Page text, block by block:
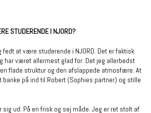
STUDERENDE I NJORD?
fedt at være studerende i NJORD. Det er faktisk
har været allermest glad for. Det jeg allerbedst
flade struktur og den afslappede atmosfære. At
banke på ind til Robert (Sophies partner) og stille
sig ud. På en frisk og sej måde. Jeg er ret stolt af